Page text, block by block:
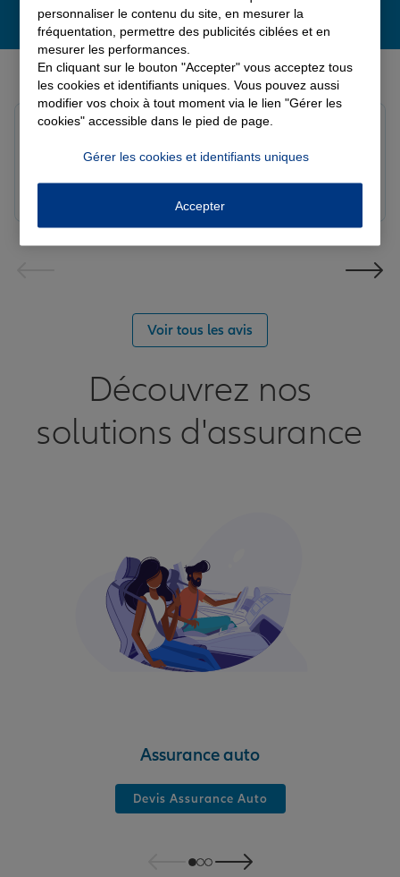
Derniers avis de nos agences Allianz
Le 05/08/2026 - Agence FORT DE FRANCE
Yori A.
Voir tous les avis
Découvrez nos
solutions d'assurance
Assurance auto
Devis Assurance Auto
personnaliser le contenu du site, en mesurer la
fréquentation, permettre des publicités ciblées et en
mesurer les performances.
En cliquant sur le bouton "Accepter" vous acceptez tous
les cookies et identifiants uniques. Vous pouvez aussi
modifier vos choix à tout moment via le lien "Gérer les
cookies" accessible dans le pied de page.
Gérer les cookies et identifiants uniques
Accepter